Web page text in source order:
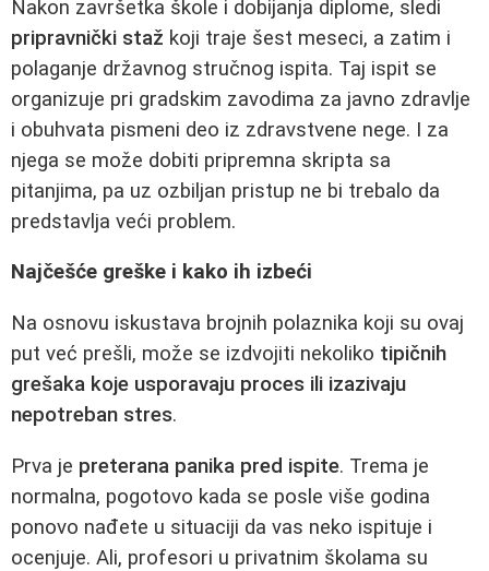
Nakon završetka škole i dobijanja diplome, sledi
pripravnički staž koji traje šest meseci, a zatim i
polaganje državnog stručnog ispita. Taj ispit se
organizuje pri gradskim zavodima za javno zdravlje
i obuhvata pismeni deo iz zdravstvene nege. I za
njega se može dobiti pripremna skripta sa
pitanjima, pa uz ozbiljan pristup ne bi trebalo da
predstavlja veći problem.
Najčešće greške i kako ih izbeći
Na osnovu iskustava brojnih polaznika koji su ovaj
put već prešli, može se izdvojiti nekoliko tipičnih
grešaka koje usporavaju proces ili izazivaju
nepotreban stres.
Prva je preterana panika pred ispite. Trema je
normalna, pogotovo kada se posle više godina
ponovo nađete u situaciji da vas neko ispituje i
ocenjuje. Ali, profesori u privatnim školama su